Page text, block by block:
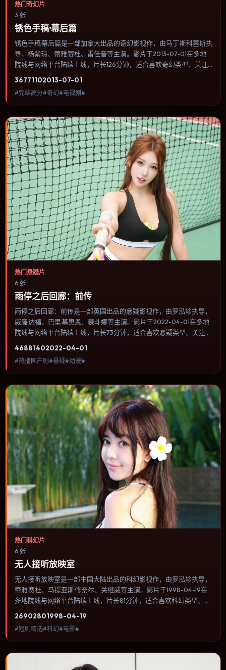
热门奇幻片
3 张
锈色手稿·幕后篇
锈色手稿·幕后篇是一部加拿大出品的奇幻影视作，由马丁·斯科塞斯执
导，杨紫琼、蕾雅·赛杜、雷佳音等主演。影片于2013-07-01在多地
院线与网络平台陆续上线，片长126分钟，适合喜欢奇幻类型、关注
与视听语言统一，可作为休闲观影或类型片补片的选择。
36771102013-07-01
#完结高分#奇幻#电视剧#
热门悬疑片
6 张
雨停之后回廊：前传
雨停之后回廊：前传是一部英国出品的悬疑影视作，由罗泓轸执导，
威廉·达福、巴里·基奥恩、裴斗娜等主演。影片于2022-04-01在多地
院线与网络平台陆续上线，片长73分钟，适合喜欢悬疑类型、关注人
奏与视听语言统一，可作为休闲观影或类型片补片的选择。
46881402022-04-01
#热播国产剧#悬疑#动漫#
热门科幻片
6 张
无人接听放映室
无人接听放映室是一部中国大陆出品的科幻影视作，由罗泓轸执导，
蕾雅·赛杜、马提亚斯·修奈尔、关继威等主演。影片于1998-04-19在
多地院线与网络平台陆续上线，片长81分钟，适合喜欢科幻类型、关
节推进，节奏与视听语言统一，可作为休闲观影或类型片补片的选
择。
26902801998-04-19
#短剧精选#科幻#电影#